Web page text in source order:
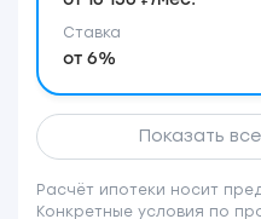
Ставка
от 6%
Показать
Расчёт ипотеки носит
Конкретные условия по